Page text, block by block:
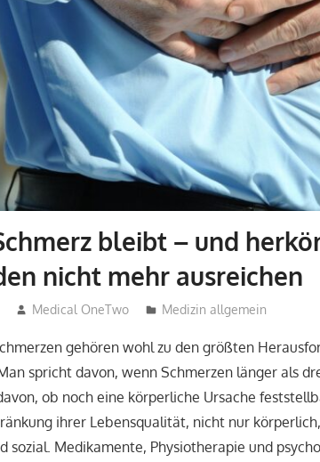
bleibt – und
nicht mehr ausreichen
Medical OneTwo Medizin allgemein
gehören wohl zu den größten
spricht davon, wenn Schmerzen länger als
ob noch eine körperliche Ursache
ihrer Lebensqualität, nicht nur
sozial. Medikamente, Physiotherapie und